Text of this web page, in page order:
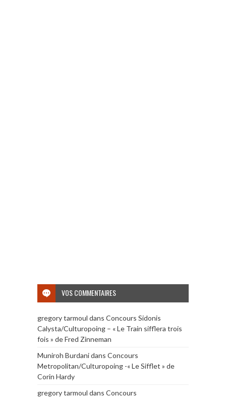
VOS COMMENTAIRES
gregory tarmoul dans Concours Sidonis
Calysta/Culturopoing – « Le Train sifflera trois
fois » de Fred Zinneman
Muniroh Burdanidans Concours
Metropolitan/Culturopoing -« Le Sifflet » de
Corin Hardy
gregory tarmoul dans Concours